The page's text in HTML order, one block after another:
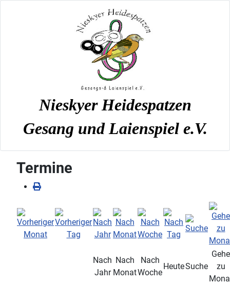
Nieskyer Heidespatzen
Gesang und Laienspiel e.V.
Termine
Nach
Jahr
Nach
Monat
Nach
Woche
HeuteSuche
Gehe
zu